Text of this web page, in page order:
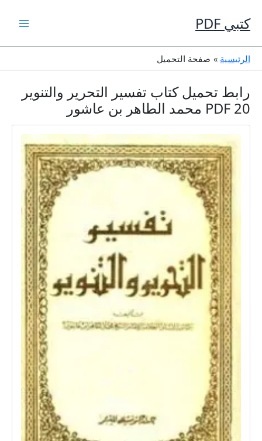
إلى
المحتوى
كتبي PDF
الرئيسية صفحة التحميل
رابط تحميل كتاب تفسير التحرير والتنوير
20 PDF محمد الطاهر بن عاشور